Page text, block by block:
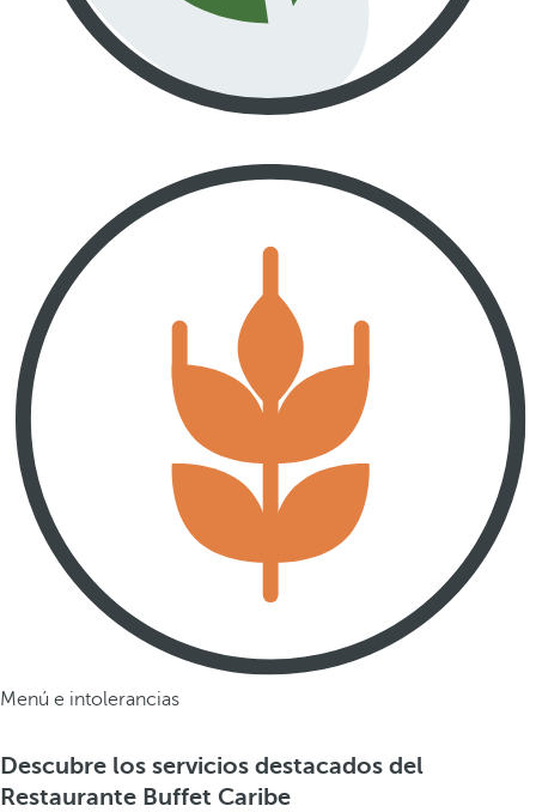
Menú e intolerancias
Descubre los servicios destacados del
Restaurante Buffet Caribe